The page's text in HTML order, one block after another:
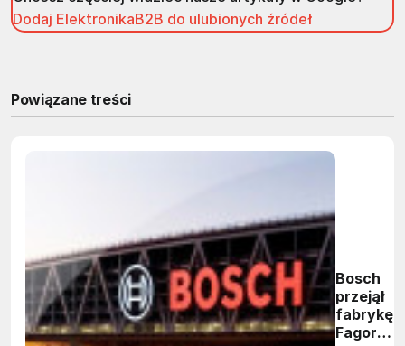
Dodaj ElektronikaB2B do ulubionych źródeł
Powiązane treści
Bosch
przejął
fabrykę
Fagor